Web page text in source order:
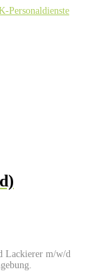
Lackierer m/w/d